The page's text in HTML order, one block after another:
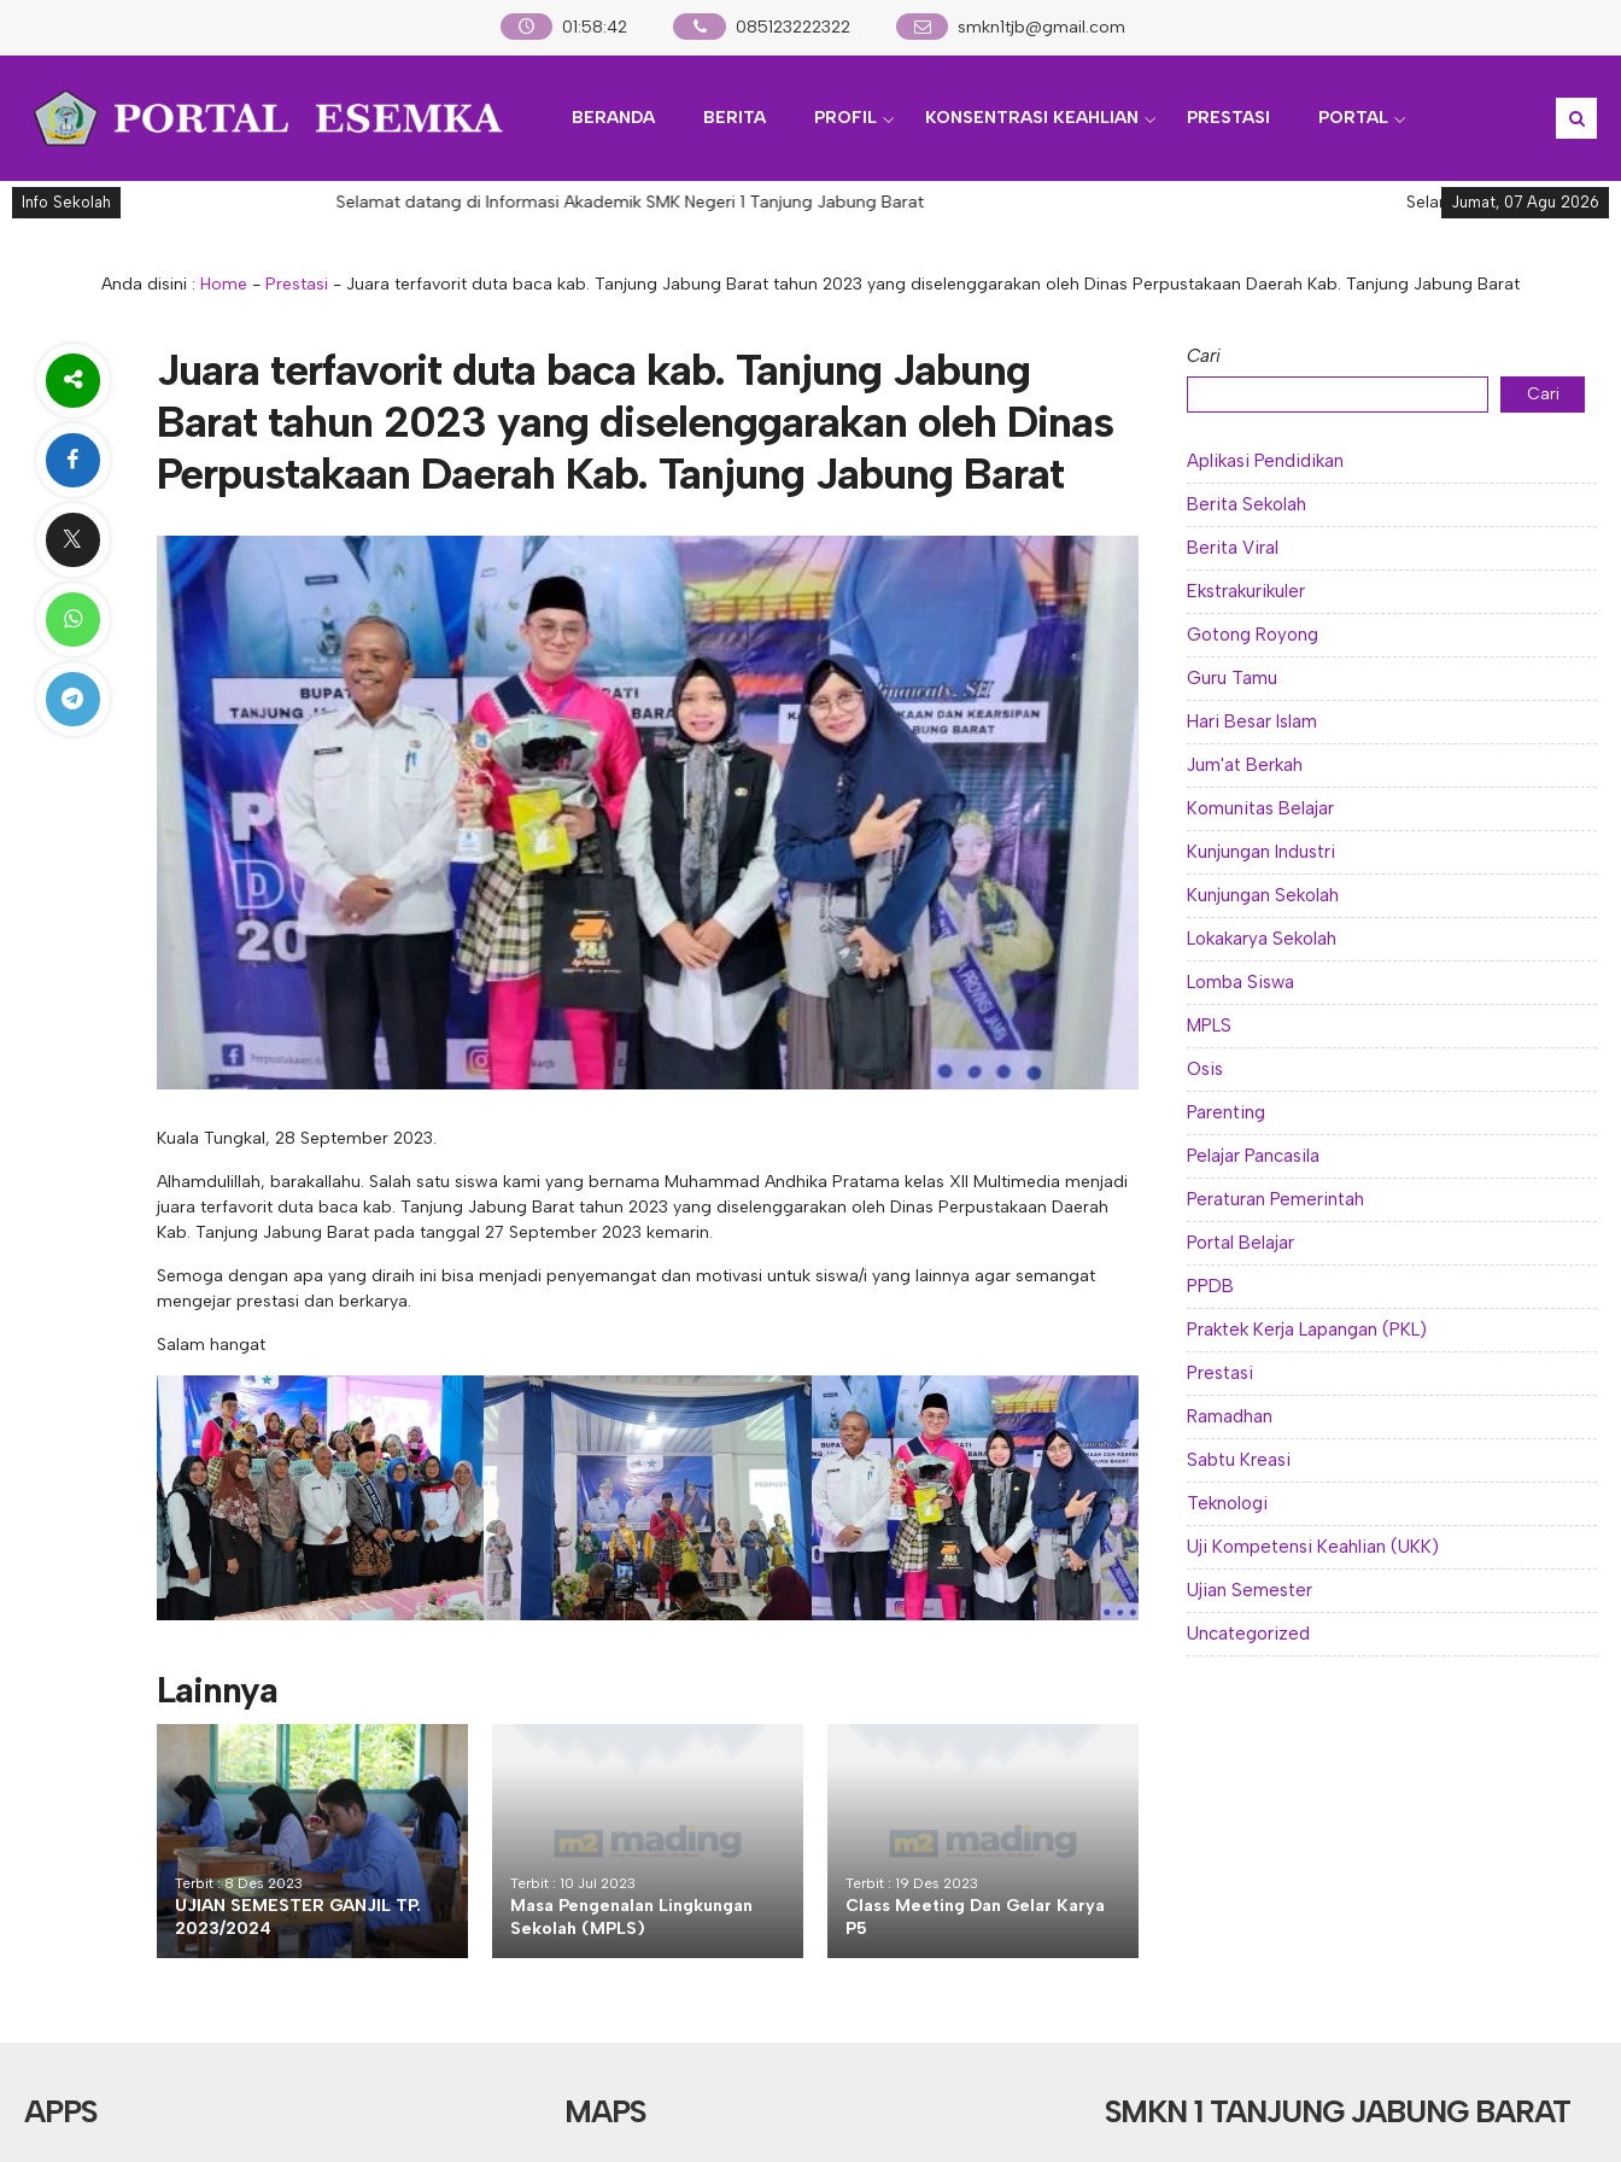
01:58:43 085123222322 smkn1tjb@gmail.com
BERANDA BERITA PROFIL KONSENTRASI KEAHLIAN PRESTASI PORTAL
Info Sekolah Jumat, 07 Agu 2026
Selamat datang di Informasi
Selamat datang di Informasi Akademik SMK Negeri 1 Tanjung Jabung Barat
Anda disini : Home - Prestasi - Juara terfavorit duta baca kab. Tanjung Jabung Barat tahun 2023 yang diselenggarakan oleh Dinas Perpustakaan Daerah Kab. Tanjung Jabung Barat
Juara terfavorit duta baca kab. Tanjung Jabung
Barat tahun 2023 yang diselenggarakan oleh Dinas
Perpustakaan Daerah Kab. Tanjung Jabung Barat
Kuala Tungkal, 28 September 2023.
Alhamdulillah, barakallahu. Salah satu siswa kami yang bernama Muhammad Andhika Pratama kelas XII Multimedia menjadi
juara terfavorit duta baca kab. Tanjung Jabung Barat tahun 2023 yang diselenggarakan oleh Dinas Perpustakaan Daerah
Kab. Tanjung Jabung Barat pada tanggal 27 September 2023 kemarin.
Semoga dengan apa yang diraih ini bisa menjadi penyemangat dan motivasi untuk siswa/i yang lainnya agar semangat
mengejar prestasi dan berkarya.
Salam hangat
Lainnya
Terbit : 8 Des 2023
UJIAN SEMESTER GANJIL TP.
2023/2024
Terbit : 10 Jul 2023
Masa Pengenalan Lingkungan
Sekolah (MPLS)
Terbit : 19 Des 2023
Class Meeting Dan Gelar Karya
P5
Cari
Cari
Aplikasi Pendidikan
Berita Sekolah
Berita Viral
Ekstrakurikuler
Gotong Royong
Guru Tamu
Hari Besar Islam
Jum'at Berkah
Komunitas Belajar
Kunjungan Industri
Kunjungan Sekolah
Lokakarya Sekolah
Lomba Siswa
MPLS
Osis
Parenting
Pelajar Pancasila
Peraturan Pemerintah
Portal Belajar
PPDB
Praktek Kerja Lapangan (PKL)
Prestasi
Ramadhan
Sabtu Kreasi
Teknologi
Uji Kompetensi Keahlian (UKK)
Ujian Semester
Uncategorized
APPS MAPS SMKN 1 TANJUNG JABUNG BARAT